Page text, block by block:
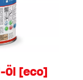
Öl [eco]